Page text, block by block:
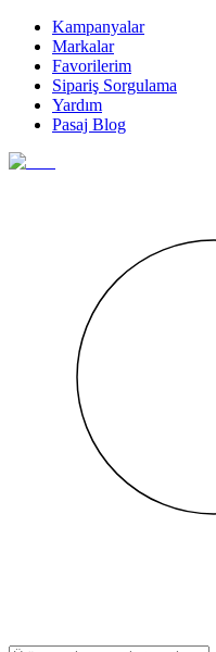
Kampanyalar
Markalar
Favorilerim
Sipariş Sorgulama
Yardım
Pasaj Blog